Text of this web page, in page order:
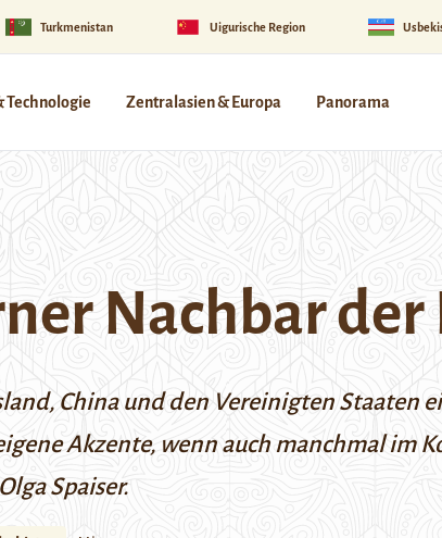
Turkmenistan Uigurische Region
Technologie Zentralasien & Europa Panorama
Nachbar der
China und den Vereinigten Staaten
Akzente, wenn auch manchmal im
Spaiser.